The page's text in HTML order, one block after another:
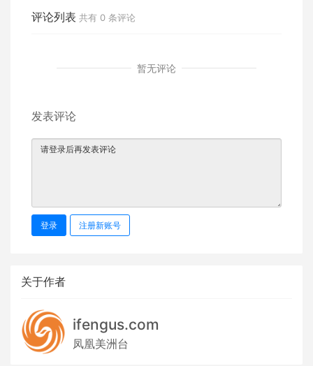
评论列表 共有 0 条评论
暂无评论
发表评论
登录 注册新账号
关于作者
ifengus.com
凤凰美洲台